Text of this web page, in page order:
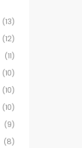
(13)
(12)
(11)
(10)
(10)
(10)
(9)
(8)